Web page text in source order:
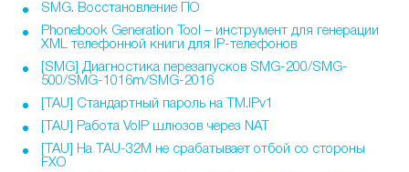
SMG. Восстановление ПО
Phonebook Generation Tool – инструмент для генерации
XML телефонной книги для IP-телефонов
[SMG] Диагностика перезапусков SMG-200/SMG-
500/SMG-1016m/SMG-2016
[TAU] Стандартный пароль на TM.IPv1
[TAU] Работа VoIP шлюзов через NAT
[TAU] На TAU-32М не срабатывает отбой со стороны
FXO